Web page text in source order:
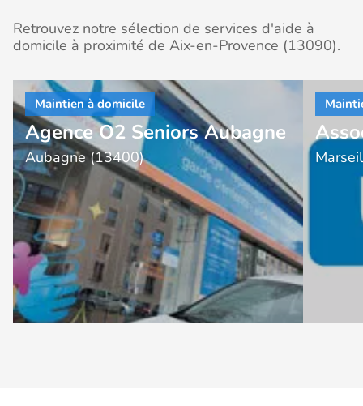
Retrouvez notre sélection de services d'aide à
domicile à proximité de Aix-en-Provence (13090).
Agence O2 Seniors Aubagne
Aubagne (13400)